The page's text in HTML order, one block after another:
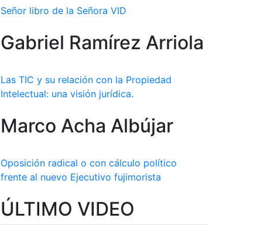
Señor libro de la Señora VID
Gabriel Ramírez Arriola
Las TIC y su relación con la Propiedad
Intelectual: una visión jurídica.
Marco Acha Albújar
Oposición radical o con cálculo político
frente al nuevo Ejecutivo fujimorista
ÚLTIMO VIDEO